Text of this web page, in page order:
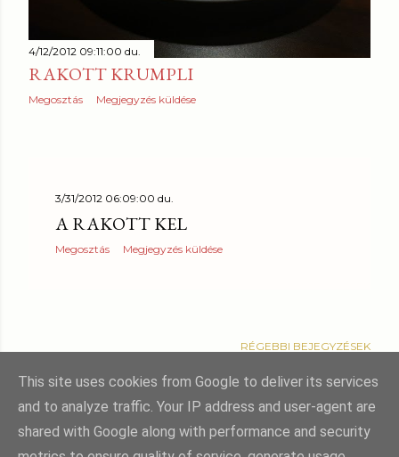
4/12/2012 09:11:00 du.
RAKOTT KRUMPLI
Megosztás Megjegyzés küldése
3/31/2012 06:09:00 du.
A RAKOTT KEL
Megosztás Megjegyzés küldése
RÉGEBBI BEJEGYZÉSEK
Üzemeltető: Blogger
This site uses cookies from Google to deliver its services
and to analyze traffic. Your IP address and user-agent are
shared with Google along with performance and security